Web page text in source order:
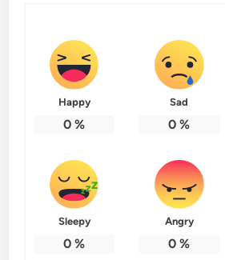
Happy
0 %
Sad
0 %
Sleepy
0 %
Angry
0 %